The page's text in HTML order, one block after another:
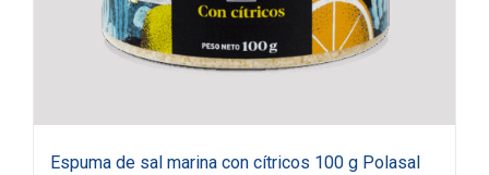
Espuma de sal marina con cítricos 100 g Polasal